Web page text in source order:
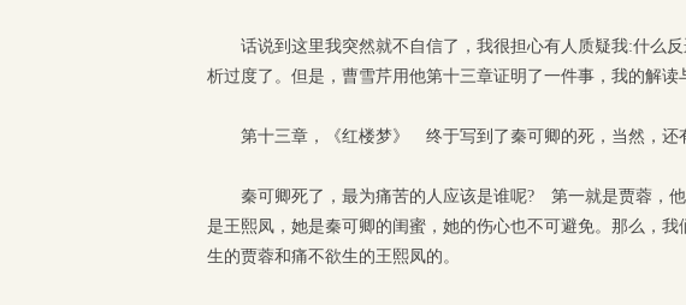
话说到这里我突然就不自信了，我很担心有人质疑我:什么
析过度了。但是，曹雪芹用他第十三章证明了一件事，我的解读
第十三章，《红楼梦》 终于写到了秦可卿的死，当然，还
秦可卿死了，最为痛苦的人应该是谁呢? 第一就是贾蓉，
是王熙凤，她是秦可卿的闺蜜，她的伤心也不可避免。那么，
生的贾蓉和痛不欲生的王熙凤的。